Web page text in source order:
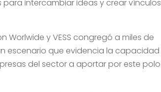
intercambiar ideas y crear vínculos
Worlwide y VESS congregó a miles de
escenario que evidencia la capacidad
del sector a aportar por este polo